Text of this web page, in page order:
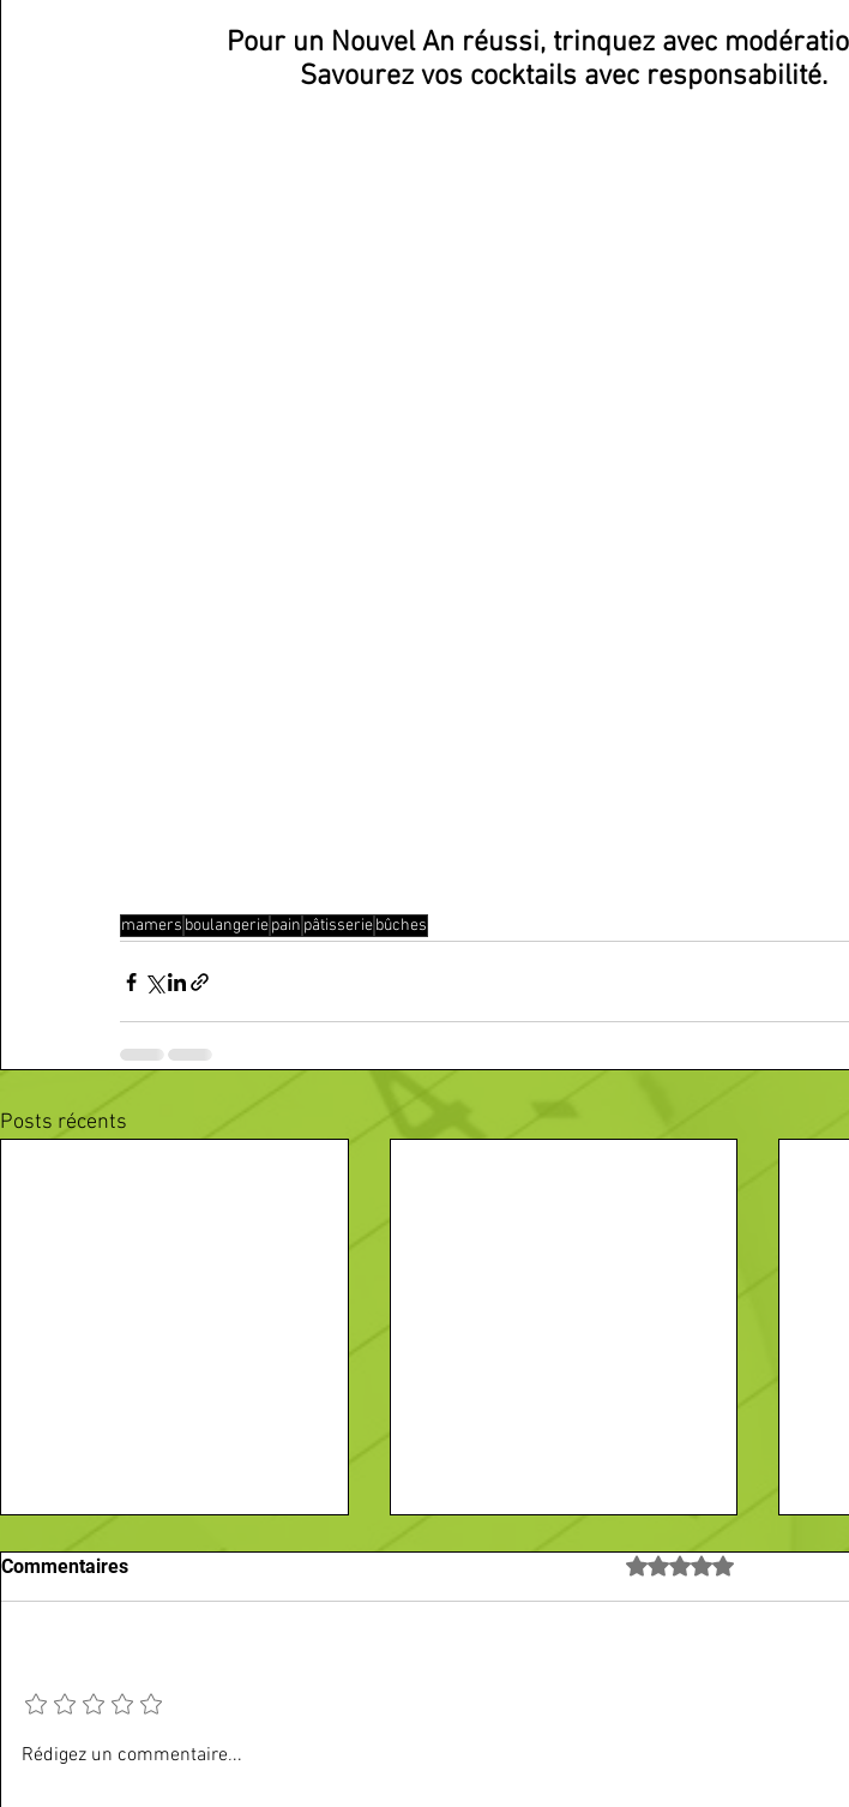
Pour un Nouvel An réussi, trinquez avec
Savourez vos cocktails avec responsabilité.
mamers boulangeriepain pâtisseriebûches
Posts récents
Commentaires Noté 0 étoile sur 5.
Rédigez un commentaire...